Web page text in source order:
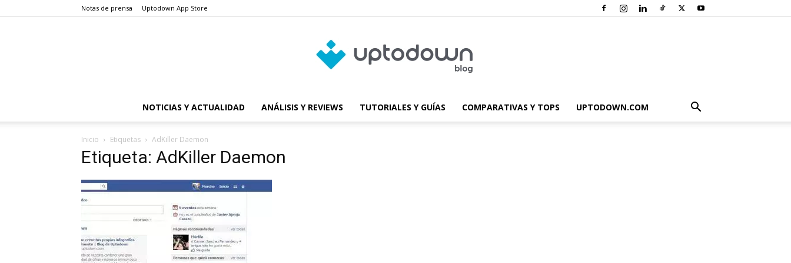
Notas de prensa Uptodown App Store
NOTICIAS Y ACTUALIDAD ANÁLISIS Y REVIEWS TUTORIALES Y GUÍAS COMPARATIVAS Y TOPS UPTODOWN.COM
Inicio Etiquetas AdKiller Daemon
Etiqueta: AdKiller Daemon